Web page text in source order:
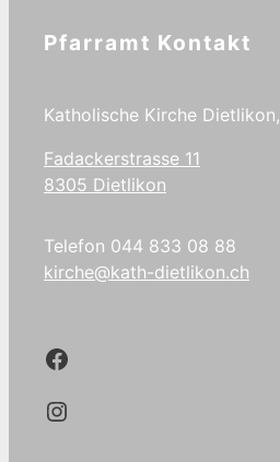
Pfarramt Kontakt
Katholische Kirche Dietlikon,
Fadackerstrasse 11
8305 Dietlikon
Telefon 044 833 08 88
kirche@kath-dietlikon.ch
Kath.Dietlikon Facebook
Kath.Dietlikon Instagram